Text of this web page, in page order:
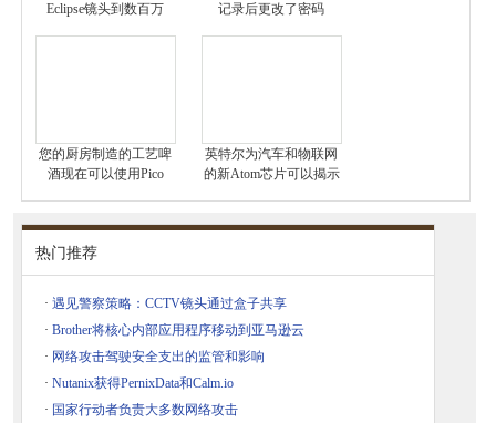
Eclipse镜头到数百万
记录后更改了密码
您的厨房制造的工艺啤
酒现在可以使用Pico
英特尔为汽车和物联网
的新Atom芯片可以揭示
热门推荐
· 遇见警察策略：CCTV镜头通过盒子共享
· Brother将核心内部应用程序移动到亚马逊云
· 网络攻击驾驶安全支出的监管和影响
· Nutanix获得PernixData和Calm.io
· 国家行动者负责大多数网络攻击